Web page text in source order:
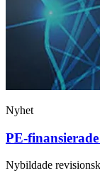
Nyhet
PE-
Nybildade